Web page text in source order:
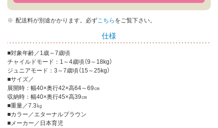
配送料が別途かかります。 必ずこちらをご覧下さい。
仕様
■対象年齢／1歳～7歳頃
チャイルドモード：1～4歳頃（9～18kg）
ジュニアモード：3～7歳頃（15～25kg）
■サイズ／
展開時：幅40×奥行42×高64～69㎝
収納時：幅40×奥行45×高39㎝
■重量／7.3㎏
■カラー／エターナルブラウン
■メーカー／日本育児